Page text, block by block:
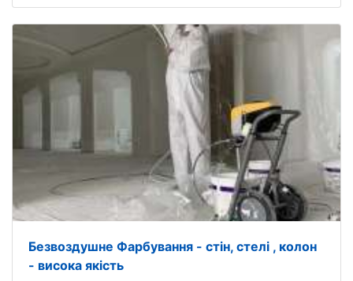
Безвоздушне Фарбування - стін, стелі , колон
- висока якість